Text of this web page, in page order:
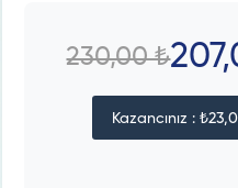
230,00 ₺
Kazancınız :